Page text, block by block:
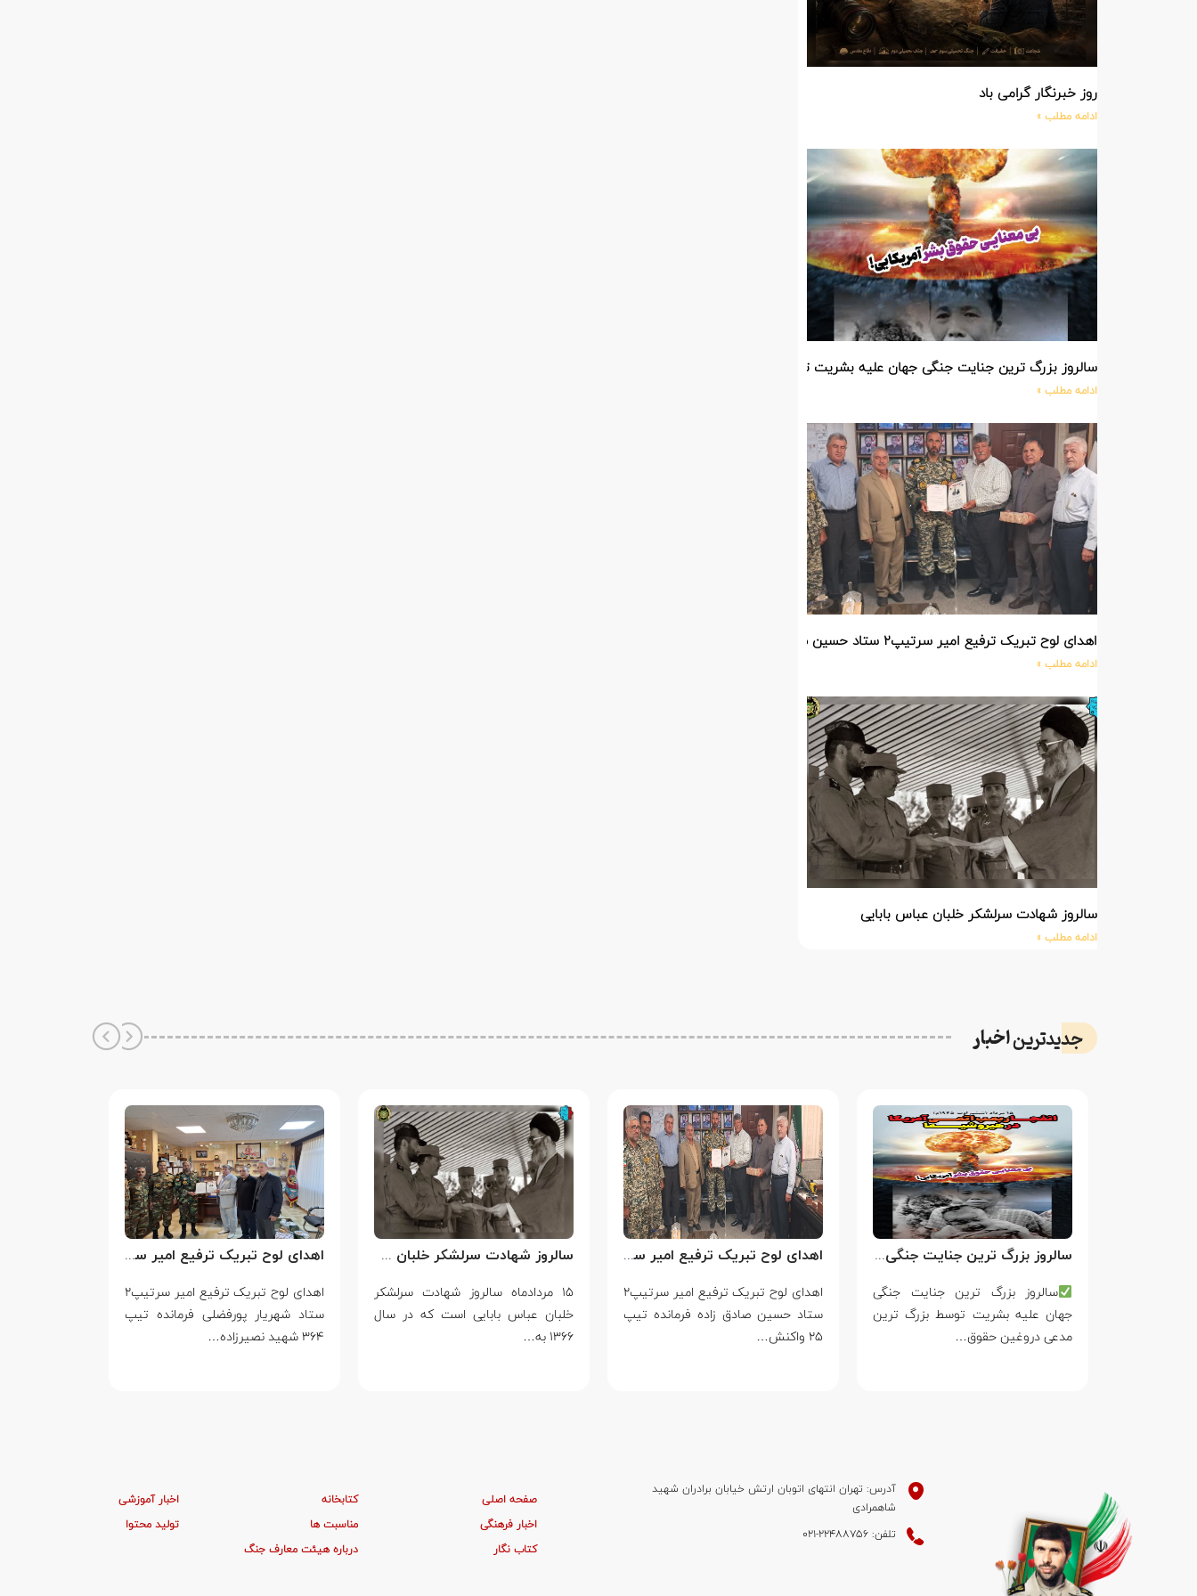
روز خبرنگار گرامی باد
ادامه مطلب »
سالروز بزرگ ترین جنایت جنگی جهان علیه بشریت توسط بزرگ ترین مدعی دروغین حقوق بشر
ادامه مطلب »
اهدای لوح تبریک ترفیع امیر سرتیپ۲ ستاد حسین صادق زاده فرمانده تیپ ۲۵ واکنش سریع شهید آبگون نزاجا مستقر در تبریز
ادامه مطلب »
سالروز شهادت سرلشکر خلبان عباس بابایی
ادامه مطلب »
جدیدتریناخبار
سالروز بزرگ ترین جنایت جنگی جهان علیه بشریت توسط بزرگ ترین مدعی دروغین حقوق بشر
سالروز بزرگ ترین جنایت جنگی
جهان علیه بشریت توسط بزرگ ترین
مدعی دروغین حقوق…
اهدای لوح تبریک ترفیع امیر سرتیپ۲ ستاد حسین صادق زاده فرمانده تیپ ۲۵ واکنش سریع شهید آبگون نزاجا مستقر در تبریز
اهدای لوح تبریک ترفیع امیر سرتیپ۲
ستاد حسین صادق زاده فرمانده تیپ
۲۵ واکنش…
سالروز شهادت سرلشکر خلبان عباس بابایی
۱۵ مردادماه سالروز شهادت سرلشکر
خلبان عباس بابایی است که در سال
۱۳۶۶ به…
اهدای لوح تبریک ترفیع امیر سرتیپ۲ ستاد شهریار پورفضلی فرمانده تیپ ۳۶۴ شهید نصیرزاده نزاجا مستقر در مهاباد
اهدای لوح تبریک ترفیع امیر سرتیپ۲
ستاد شهریار پورفضلی فرمانده تیپ
۳۶۴ شهید نصیرزاده…
آدرس: تهران انتهای اتوبان ارتش خیابان برادران شهید
شاهمرادی
تلفن: 22488756-021
صفحه اصلی کتابخانه
اخبار آموزشی
اخبار فرهنگی
مناسبت ها
تولید محتوا
کتاب نگار
درباره هیئت معارف جنگ